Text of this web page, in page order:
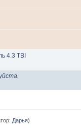
4.3 TBI
Дарья)